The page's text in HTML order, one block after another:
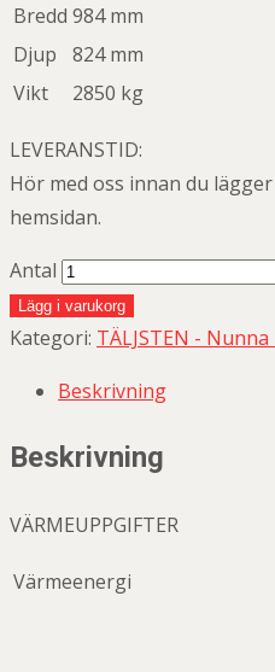
Bredd 984 mm
Djup
824 mm
Vikt
2850 kg
LEVERANSTID:
Hör med oss innan du
hemsidan.
Antal
Lägg i varukorg
Kategori: TÄLJSTEN -
Beskrivning
Beskrivning
VÄRMEUPPGIFTER
Värmeenergi